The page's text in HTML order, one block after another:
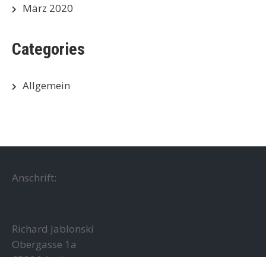
März 2020
Categories
Allgemein
Anschrift:
Richard Jablonski
Obergasse 1a